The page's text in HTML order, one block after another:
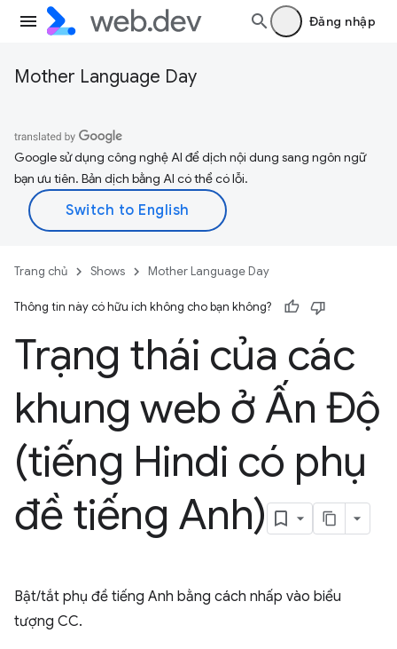
Đăng nhập
Mother Language Day
Google sử dụng công nghệ AI để dịch nội dung sang ngôn ngữ
bạn ưu tiên. Bản dịch bằng AI có thể có lỗi.
Trang chủ Shows Mother Language Day
Thông tin này có hữu ích không cho bạn không?
Trạng thái của các
khung web ở Ấn Độ
(tiếng Hindi có phụ
đề tiếng Anh)
Bật/tắt phụ đề tiếng Anh bằng cách nhấp vào biểu
tượng CC.